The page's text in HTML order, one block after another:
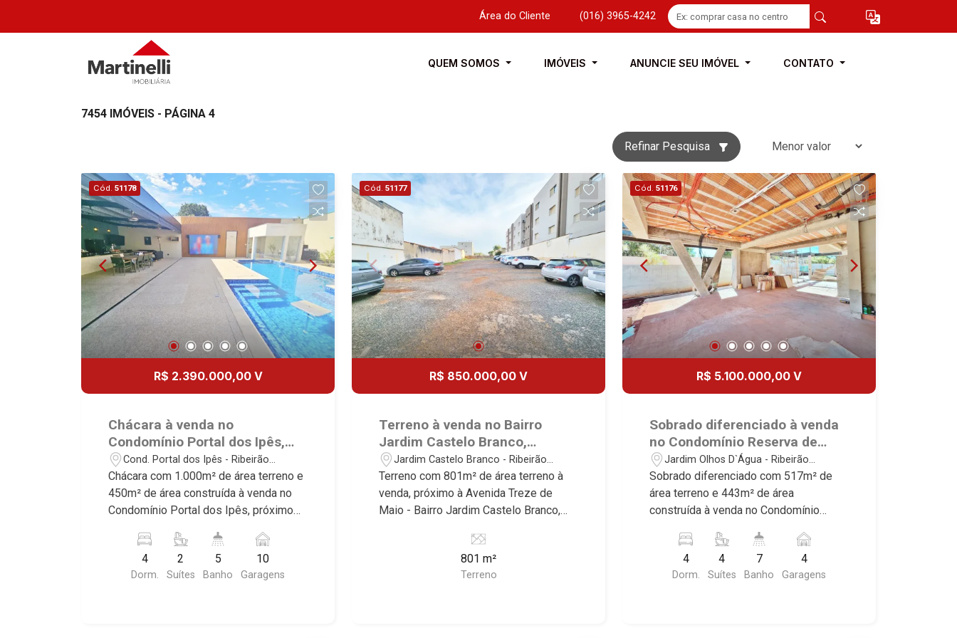
Área do Cliente (016) 3965-4242
QUEM SOMOS IMÓVEIS ANUNCIE SEU IMÓVEL CONTATO
7454 IMÓVEIS - PÁGINA 4
Refinar Pesquisa
Cód. 51178
R$ 2.390.000,00 V
Chácara à venda no
Condomínio Portal dos Ipês,
próximo ao Novo Shopping -
Ribeirão Preto/SP.
Cond. Portal dos Ipês - Ribeirão
Preto/SP
Chácara com 1.000m² de área terreno e
450m² de área construída à venda no
Condomínio Portal dos Ipês, próximo
dos Ipês, Ribeirão Preto/SP. Conheça
as características deste imóvel que a
Martinelli Imobiliária selecionou para
4
Dorm.
2
Suítes
5
Banho
10
Garagens
Cód. 51177
R$ 850.000,00 V
Terreno à venda no Bairro
Jardim Castelo Branco,
próximo à Avenida Treze de
Maio - Ribeirão Preto/SP.
Jardim Castelo Branco - Ribeirão
Preto/SP
Terreno com 801m² de área terreno à
venda, próximo à Avenida Treze de
Maio - Bairro Jardim Castelo Branco,
características deste imóvel que a
Martinelli Imobiliária selecionou para
801 m²
Terreno
Cód. 51176
R$ 5.100.000,00 V
Sobrado diferenciado à venda
no Condomínio Reserva de
Santa Luisa, próximo ao
Ribeirão Shopping - Ribeirão
Preto/SP.
Jardim Olhos D`Água - Ribeirão
Preto/SP
Sobrado diferenciado com 517m² de
área terreno e 443m² de área
construída à venda no Condomínio
Ribeirão Shopping - Bairro Jardim
Olhos D`Água, Ribeirão Preto/SP.
Conheça as características deste
4
Dorm.
4
Suítes
7
Banho
4
Garagens